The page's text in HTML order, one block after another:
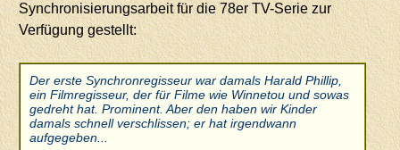
Synchronisierungsarbeit für die 78er TV-Serie zur
Verfügung gestellt:
Der erste Synchronregisseur war damals Harald Phillip,
ein Filmregisseur, der für Filme wie Winnetou und sowas
gedreht hat. Prominent. Aber den haben wir Kinder
damals schnell verschlissen; er hat irgendwann
aufgegeben...